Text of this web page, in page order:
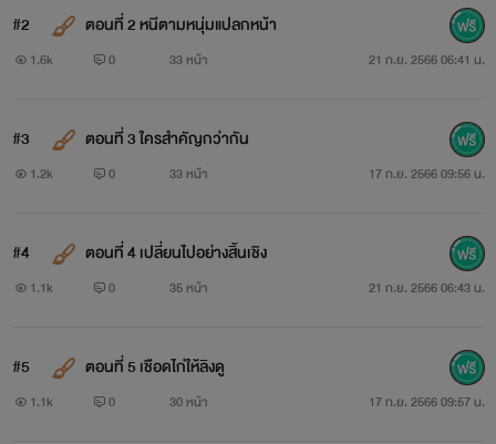
#2 ตอนที่ 2 หนีตามหนุ่มแปลกหน้า
1.6k 0 33 หน้า 21 ก.ย. 2566 06:41 น.
#3 ตอนที่ 3 ใครสำคัญกว่ากัน
1.2k 0 33 หน้า 17 ก.ย. 2566 09:56 น.
#4 ตอนที่ 4 เปลี่ยนไปอย่างสิ้นเชิง
1.1k 0 35 หน้า 21 ก.ย. 2566 06:43 น.
#5 ตอนที่ 5 เชือดไก่ให้ลิงดู
1.1k 0 30 หน้า 17 ก.ย. 2566 09:57 น.